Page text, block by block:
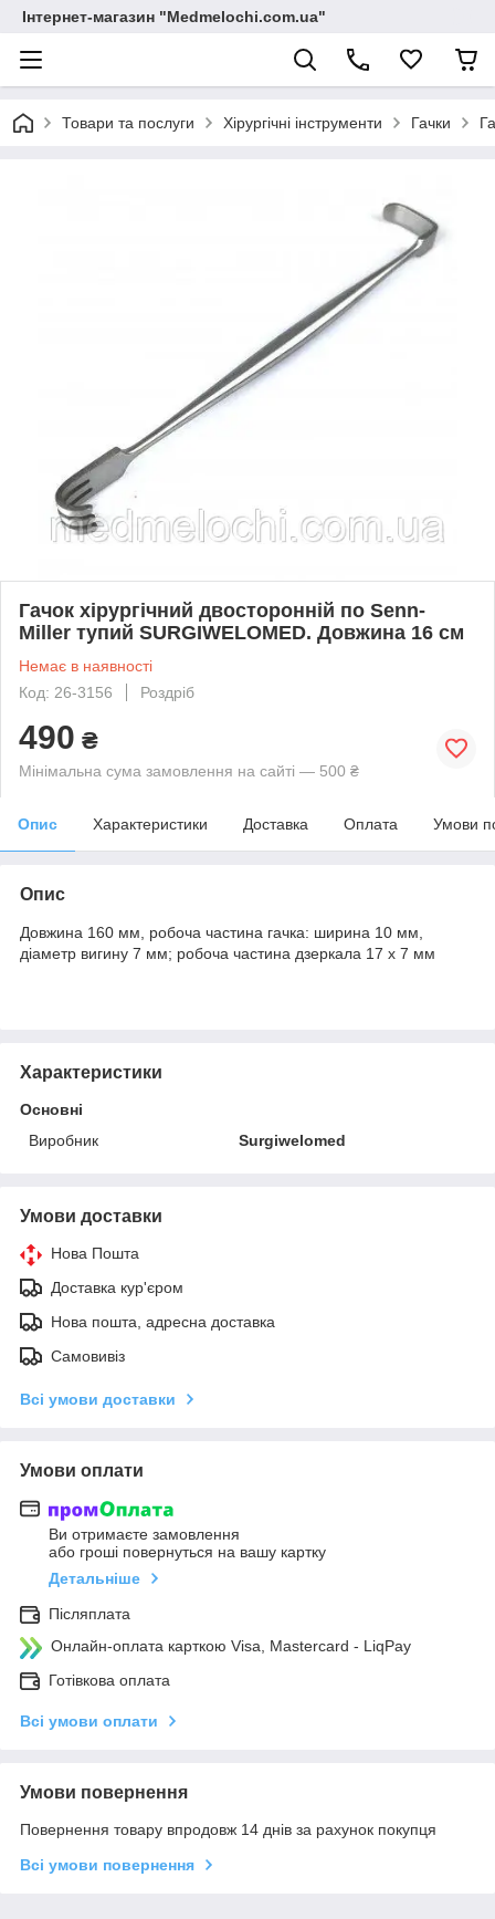
Інтернет-магазин "Medmelochi.com.ua"
Товари та послуги Хірургічні інструменти Гачки
Гачок хірургічний двосторонній по Senn-
Miller тупий SURGIWELOMED. Довжина 16 см
Немає в наявності
Код: 26-3156
Роздріб
490 ₴
Мінімальна сума замовлення на сайті — 500 ₴
Опис Характеристики Доставка Оплата Умови
Опис
Довжина 160 мм, робоча частина гачка: ширина 10 мм,
діаметр вигину 7 мм; робоча частина дзеркала 17 х 7 мм
Характеристики
Основні
Виробник
Surgiwelomed
Умови доставки
Нова Пошта
Доставка кур'єром
Нова пошта, адресна доставка
Самовивіз
Всі умови доставки
Умови оплати
Ви отримаєте замовлення
або гроші повернуться на вашу картку
Детальніше
Післяплата
Онлайн-оплата карткою Visa, Mastercard - LiqPay
Готівкова оплата
Всі умови оплати
Умови повернення
Повернення товару впродовж 14 днів за рахунок покупця
Всі умови повернення